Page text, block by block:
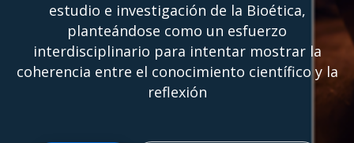
estudio e investigación de la Bioética,
planteándose como un esfuerzo
interdisciplinario para intentar mostrar la
coherencia entre el conocimiento científico y la
reflexión